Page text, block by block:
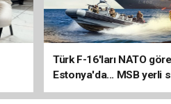
Türk F-16'ları NATO
Estonya'da... MSB yerli
sistemleriyle güçleniyor